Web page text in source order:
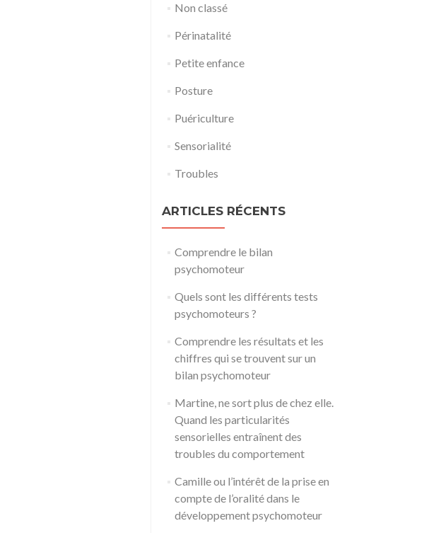
Non classé
Périnatalité
Petite enfance
Posture
Puériculture
Sensorialité
Troubles
ARTICLES RÉCENTS
Comprendre le bilan
psychomoteur
Quels sont les différents tests
psychomoteurs ?
Comprendre les résultats et les
chiffres qui se trouvent sur un
bilan psychomoteur
Martine, ne sort plus de chez elle.
Quand les particularités
sensorielles entraînent des
troubles du comportement
Camille ou l’intérêt de la prise en
compte de l’oralité dans le
développement psychomoteur